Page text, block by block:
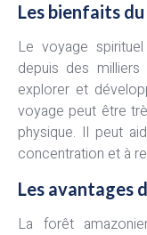
Les bienfaits
Le voyage
depuis des milliers
explorer et
voyage peut être
physique. Il peut
concentration et à
Les avantages
La forêt